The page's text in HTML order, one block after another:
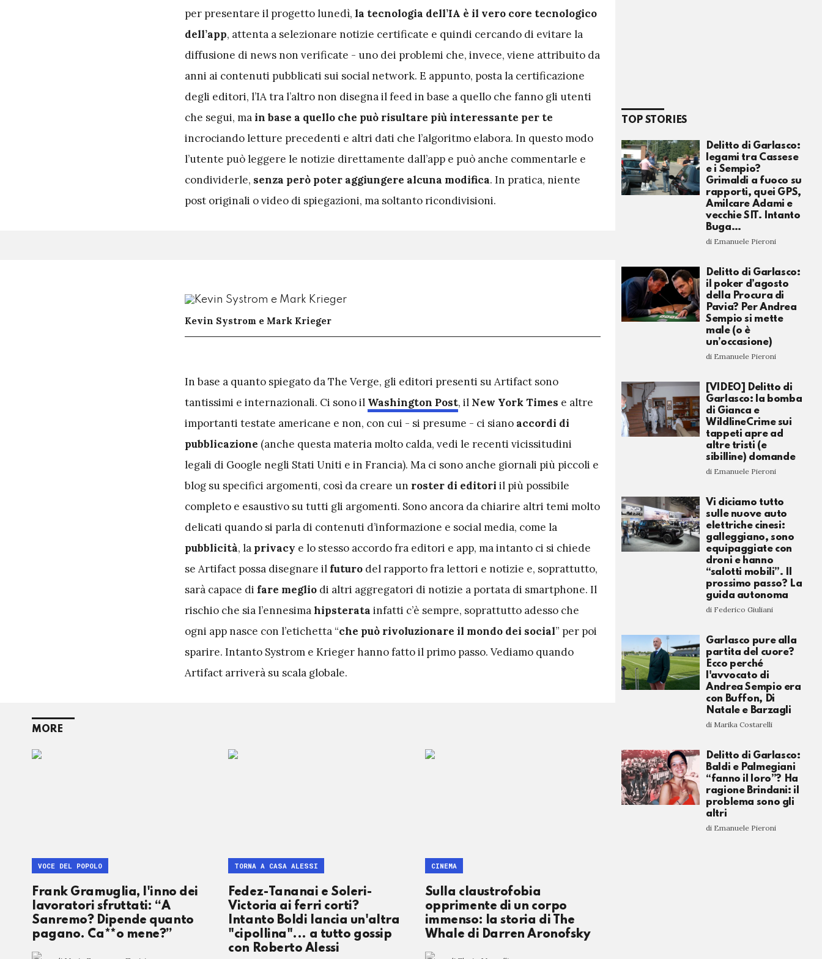
per presentare il progetto lunedì, la tecnologia dell’IA è il vero core tecnologico
dell’app, attenta a selezionare notizie certificate e quindi cercando di evitare la
diffusione di news non verificate - uno dei problemi che, invece, viene attribuito da
anni ai contenuti pubblicati sui social network. E appunto, posta la certificazione
degli editori, l’IA tra l’altro non disegna il feed in base a quello che fanno gli utenti
che segui, main base a quello che può risultare più interessante per te
incrociando letture precedenti e altri dati che l’algoritmo elabora. In questo modo
l’utente può leggere le notizie direttamente dall’app e può anche commentarle e
condividerle, senza però poter aggiungere alcuna modifica. In pratica, niente
post originali o video di spiegazioni, ma soltanto ricondivisioni.
Kevin Systrom e Mark Krieger
In base a quanto spiegato da The Verge, gli editori presenti su Artifact sono
tantissimi e internazionali. Ci sono il Washington Post, il New York Times e altre
importanti testate americane e non, con cui - si presume - ci siano accordi di
pubblicazione (anche questa materia molto calda, vedi le recenti vicissitudini
legali di Google negli Stati Uniti e in Francia). Ma ci sono anche giornali più piccoli e
blog su specifici argomenti, così da creare un roster di editori il più possibile
completo e esaustivo su tutti gli argomenti. Sono ancora da chiarire altri temi molto
delicati quando si parla di contenuti d’informazione e social media, come la
pubblicità, la privacy e lo stesso accordo fra editori e app, ma intanto ci si chiede
se Artifact possa disegnare il futuro del rapporto fra lettori e notizie e, soprattutto,
sarà capace di fare meglio di altri aggregatori di notizie a portata di smartphone. Il
rischio che sia l’ennesimahipsterata infatti c’è sempre, soprattutto adesso che
ogni app nasce con l’etichetta “che può rivoluzionare il mondo dei social” per poi
sparire. Intanto Systrom e Krieger hanno fatto il primo passo. Vediamo quando
Artifact arriverà su scala globale.
MORE
Frank Gramuglia, l'inno dei
lavoratori sfruttati: “A
Sanremo? Dipende quanto
pagano. Ca**o mene?”
VOCE DEL POPOLO
Fedez-Tananai e Soleri-
Victoria ai ferri corti?
Intanto Boldi lancia un'altra
"cipollina"... a tutto gossip
con Roberto Alessi
TORNA A CASA ALESSI
Sulla claustrofobia
opprimente di un corpo
immenso: la storia di The
Whale di Darren Aronofsky
CINEMA
TOP STORIES
Delitto di Garlasco:
legami tra Cassese
e i Sempio?
Grimaldi a fuoco su
rapporti, quei GPS,
Amilcare Adami e
vecchie SIT. Intanto
Buga…
di Emanuele Pieroni
Delitto di Garlasco:
il poker d’agosto
della Procura di
Pavia? Per Andrea
Sempio si mette
male (o è
un’occasione)
di Emanuele Pieroni
[VIDEO] Delitto di
Garlasco: la bomba
di Gianca e
WildlineCrime sui
tappeti apre ad
altre tristi (e
sibilline) domande
di Emanuele Pieroni
Vi diciamo tutto
sulle nuove auto
elettriche cinesi:
galleggiano, sono
equipaggiate con
droni e hanno
“salotti mobili”. Il
prossimo passo? La
guida autonoma
di Federico Giuliani
Garlasco pure alla
partita del cuore?
Ecco perché
l'avvocato di
Andrea Sempio era
con Buffon, Di
Natale e Barzagli
di Marika Costarelli
Delitto di Garlasco:
Baldi e Palmegiani
“fanno il loro”? Ha
ragione Brindani: il
problema sono gli
altri
di Emanuele Pieroni